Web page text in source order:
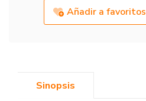
Añadir a favoritos
Sinopsis